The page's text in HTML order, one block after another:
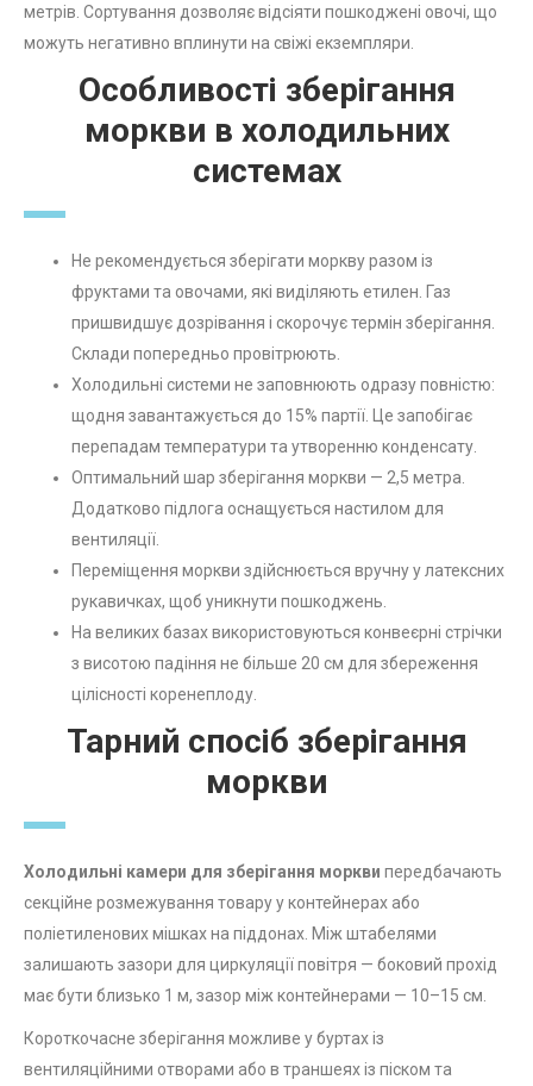
метрів. Сортування дозволяє відсіяти пошкоджені овочі, що
можуть негативно вплинути на свіжі екземпляри.
Особливості зберігання
моркви в холодильних
системах
Не рекомендується зберігати моркву разом із
фруктами та овочами, які виділяють етилен. Газ
пришвидшує дозрівання і скорочує термін зберігання.
Склади попередньо провітрюють.
Холодильні системи не заповнюють одразу повністю:
щодня завантажується до 15% партії. Це запобігає
перепадам температури та утворенню конденсату.
Оптимальний шар зберігання моркви — 2,5 метра.
Додатково підлога оснащується настилом для
вентиляції.
Переміщення моркви здійснюється вручну у латексних
рукавичках, щоб уникнути пошкоджень.
На великих базах використовуються конвеєрні стрічки
з висотою падіння не більше 20 см для збереження
цілісності коренеплоду.
Тарний спосіб зберігання
моркви
Холодильні камери для зберігання моркви передбачають
секційне розмежування товару у контейнерах або
поліетиленових мішках на піддонах. Між штабелями
залишають зазори для циркуляції повітря — боковий прохід
має бути близько 1 м, зазор між контейнерами — 10–15 см.
Короткочасне зберігання можливе у буртах із
вентиляційними отворами або в траншеях із піском та